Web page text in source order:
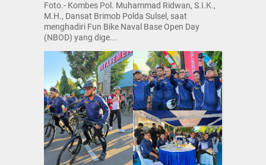
Foto.- Kombes Pol. Muhammad Ridwan, S.I.K.,
M.H., Dansat Brimob Polda Sulsel, saat
menghadiri Fun Bike Naval Base Open Day
(NBOD) yang dige...